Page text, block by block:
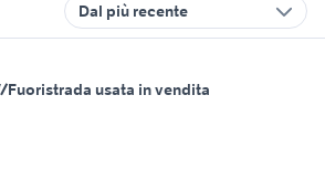
Dal più recente
Fuoristrada usata in vendita